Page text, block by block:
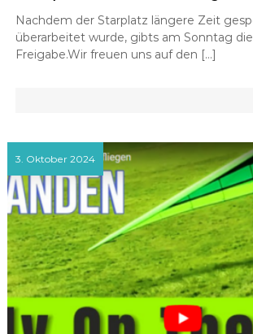
Nachdem der Starplatz längere Zeit
überarbeitet wurde, gibts am Sonntag
Freigabe.Wir freuen uns auf den […]
3. Oktober 2024